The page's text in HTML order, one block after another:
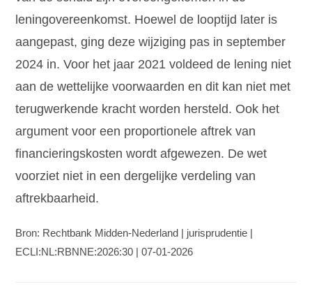
leningovereenkomst. Hoewel de looptijd later is
aangepast, ging deze wijziging pas in september
2024 in. Voor het jaar 2021 voldeed de lening niet
aan de wettelijke voorwaarden en dit kan niet met
terugwerkende kracht worden hersteld. Ook het
argument voor een proportionele aftrek van
financieringskosten wordt afgewezen. De wet
voorziet niet in een dergelijke verdeling van
aftrekbaarheid.
Bron: Rechtbank Midden-Nederland | jurisprudentie |
ECLI:NL:RBNNE:2026:30 | 07-01-2026